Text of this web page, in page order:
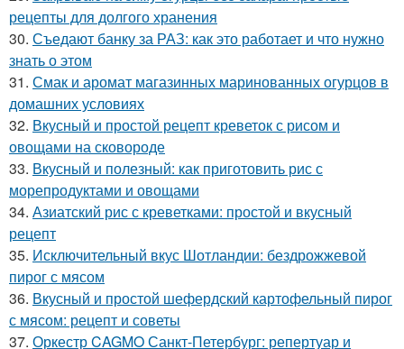
рецепты для долгого хранения
30. Съедают банку за РАЗ: как это работает и что нужно
знать о этом
31. Смак и аромат магазинных маринованных огурцов в
домашних условиях
32. Вкусный и простой рецепт креветок с рисом и
овощами на сковороде
33. Вкусный и полезный: как приготовить рис с
морепродуктами и овощами
34. Азиатский рис с креветками: простой и вкусный
рецепт
35. Исключительный вкус Шотландии: бездрожжевой
пирог с мясом
36. Вкусный и простой шефердский картофельный пирог
с мясом: рецепт и советы
37. Оркестр CAGMO Санкт-Петербург: репертуар и